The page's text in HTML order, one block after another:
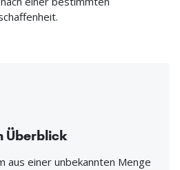
Überblick
aus einer unbekannten Menge